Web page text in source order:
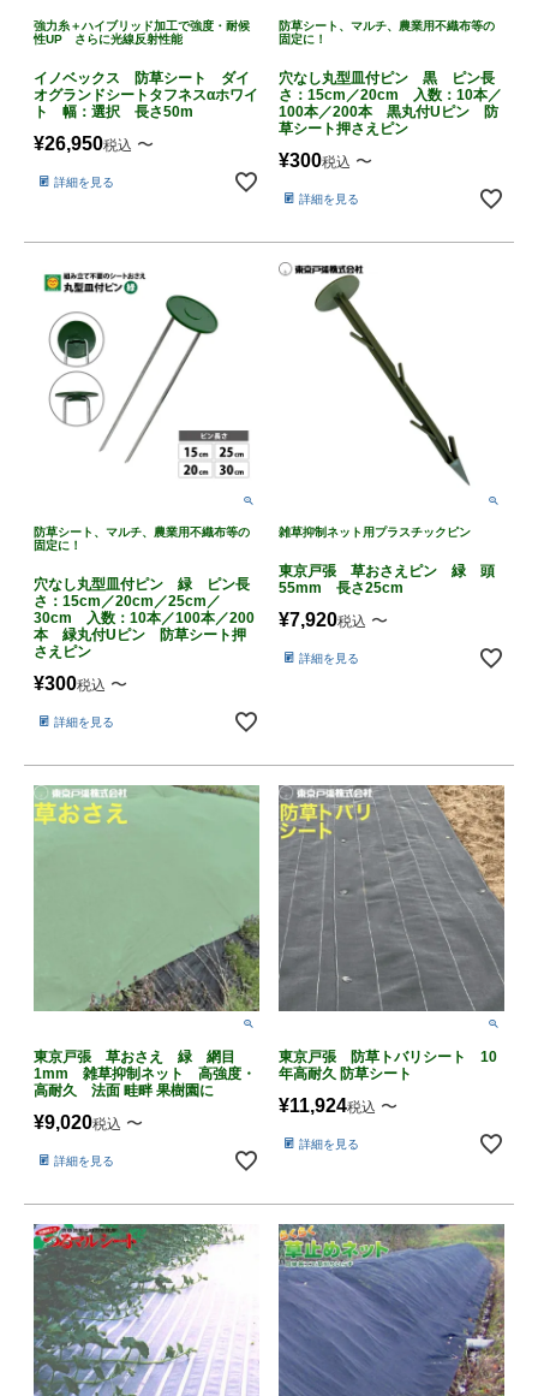
強力糸＋ハイブリッド加工で強度・耐候
性UP さらに光線反射性能
イノベックス 防草シート ダイ
オグランドシートタフネスαホワイ
ト 幅：選択 長さ50m
¥26,950税込 〜
詳細を見る
防草シート、マルチ、農業用不織布等の
固定に！
穴なし丸型皿付ピン 黒 ピン長
さ：15cm／20cm 入数：10本／
100本／200本 黒丸付Uピン 防
草シート押さえピン
¥300税込 〜
詳細を見る
防草シート、マルチ、農業用不織布等の
固定に！
穴なし丸型皿付ピン 緑 ピン長
さ：15cm／20cm／25cm／
30cm 入数：10本／100本／200
本 緑丸付Uピン 防草シート押
さえピン
¥300税込 〜
詳細を見る
雑草抑制ネット用プラスチックピン
東京戸張 草おさえピン 緑 頭
55mm 長さ25cm
¥7,920税込 〜
詳細を見る
東京戸張 草おさえ 緑 網目
1mm 雑草抑制ネット 高強度・
高耐久 法面 畦畔 果樹園に
¥9,020税込 〜
詳細を見る
東京戸張 防草トバリシート 10
年高耐久 防草シート
¥11,924税込 〜
詳細を見る